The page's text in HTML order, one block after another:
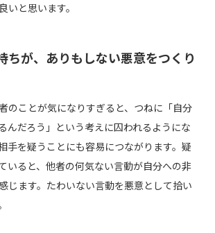
いと思います。
ちが、ありもしない悪意をつくり
のことが気になりすぎると、つねに「自分
んだろう」という考えに囚われるようにな
手を疑うことにも容易につながります。疑
いると、他者の何気ない言動が自分への非
じます。たわいない言動を悪意として拾い